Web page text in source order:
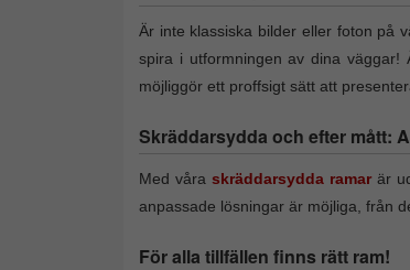
Är inte klassiska bilder eller foton på
spira i utformningen av dina väggar!
möjliggör ett proffsigt sätt att
Skräddarsydda och efter mått:
Med våra skräddarsydda ramar är
anpassade lösningar är möjliga, från
För alla tillfällen finns rätt ram!